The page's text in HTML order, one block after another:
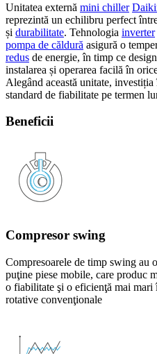
Unitatea externă mini chiller
reprezintă un echilibru perfect
și durabilitate. Tehnologia inverter
pompa de căldură asigură o
redus de energie, în timp ce
instalarea și operarea facilă în
Alegând această unitate, investiția
standard de fiabilitate pe termen
Beneficii
Compresor swing
Compresoarele de timp swing au
puţine piese mobile, care produc
o fiabilitate şi o eficienţă mai mari
rotative convenţionale